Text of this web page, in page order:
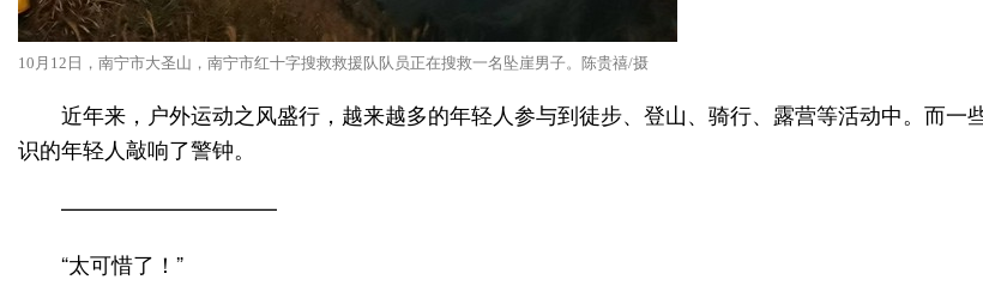
10月12日，南宁市大圣山，南宁市红十字搜救救援队队员正在搜救一名坠崖男子。陈贵禧/摄
近年来，户外运动之风盛行，越来越多的年轻人参与到徒步、登山、骑行、露营等活动中。而
识的年轻人敲响了警钟。
——————————
“太可惜了！”